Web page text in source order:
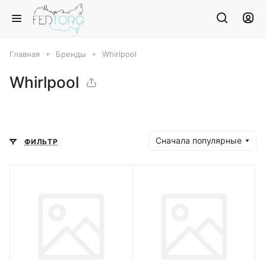
Главная Бренды Whirlpool
Whirlpool
ФИЛЬТР Сначала популярные